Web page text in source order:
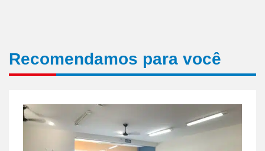
Recomendamos para você